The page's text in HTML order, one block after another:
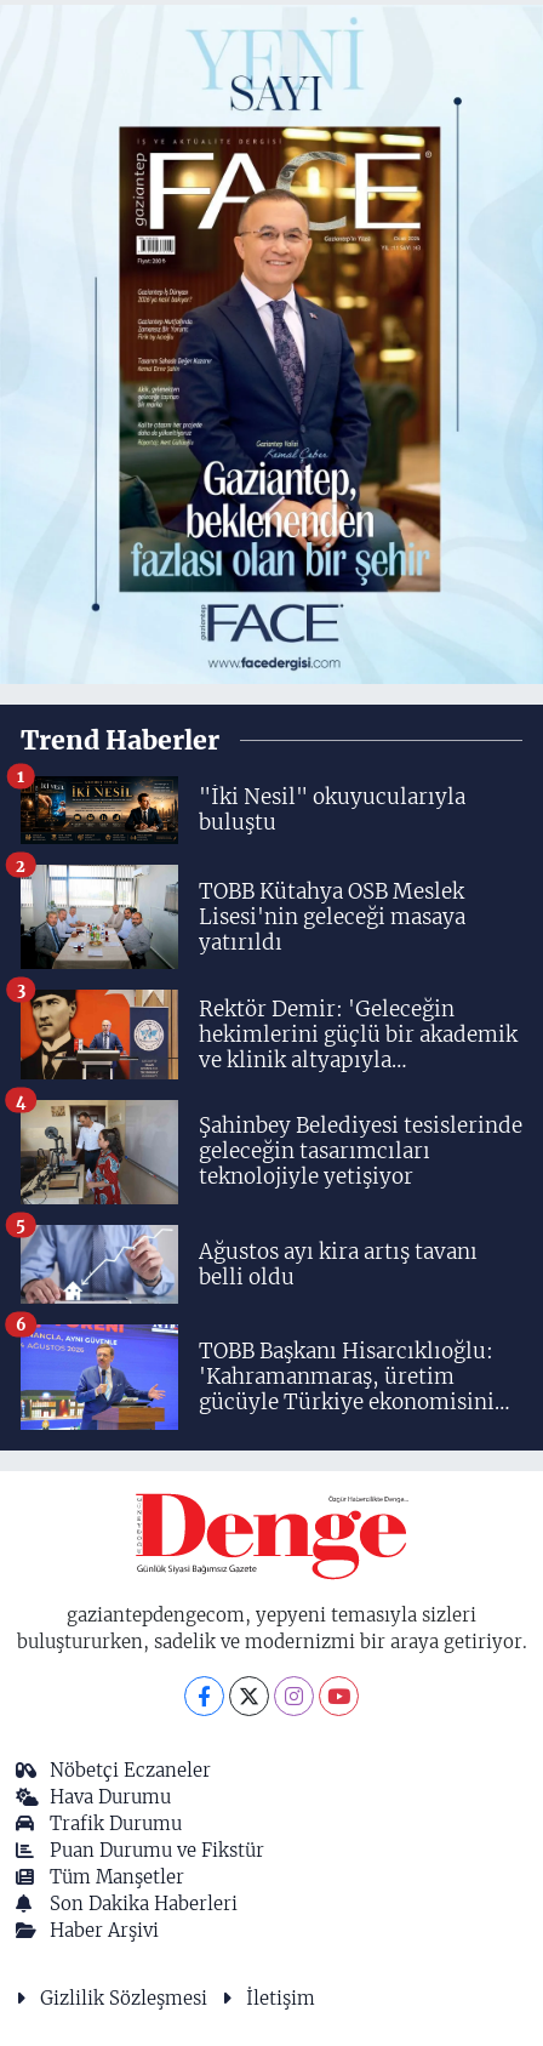
Trend Haberler
"İki Nesil" okuyucularıyla
buluştu
1
TOBB Kütahya OSB Meslek
Lisesi'nin geleceği masaya
yatırıldı
2
Rektör Demir: 'Geleceğin
hekimlerini güçlü bir akademik
ve klinik altyapıyla
3
Şahinbey Belediyesi tesislerinde
geleceğin tasarımcıları
teknolojiyle yetişiyor
4
Ağustos ayı kira artış tavanı
belli oldu
5
TOBB Başkanı Hisarcıklıoğlu:
'Kahramanmaraş, üretim
gücüyle Türkiye ekonomisinin
birisidir'
6
gaziantepdengecom, yepyeni temasıyla sizleri
buluştururken, sadelik ve modernizmi bir araya getiriyor.
Nöbetçi Eczaneler
Hava Durumu
Trafik Durumu
Puan Durumu ve Fikstür
Tüm Manşetler
Son Dakika Haberleri
Haber Arşivi
Gizlilik Sözleşmesi İletişim